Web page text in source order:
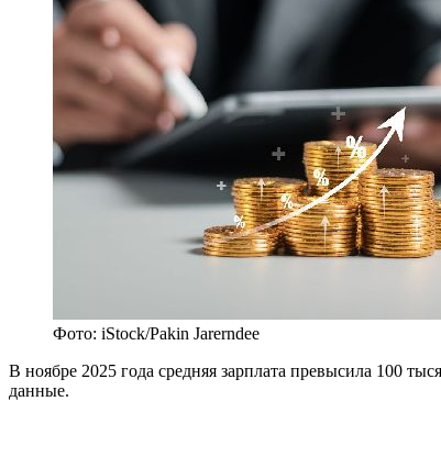
Фото: iStock/Pakin Jarerndee
В ноябре 2025 года средняя зарплата превысила 100
данные.